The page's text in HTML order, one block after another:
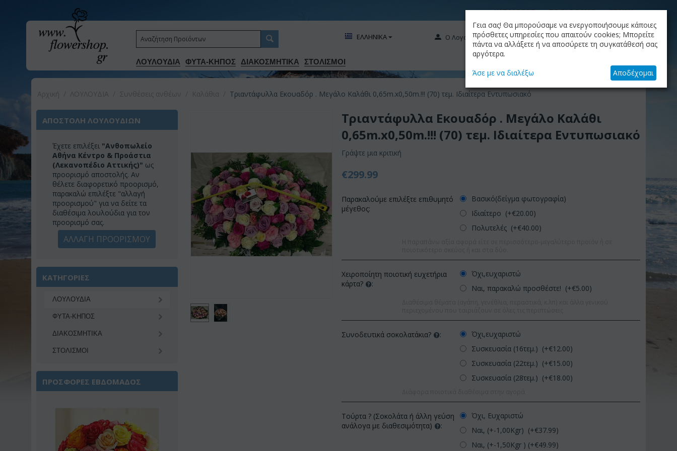
ΚΑΤΑΛΟΓΟΣ ΤΟ BLOG ΜΑΣ ΕΤΑΙΡΙΑ
ΛΟΥΛΟΥΔΙΑ ΦΥΤΑ-ΚΗΠΟΣ ΔΙΑΚΟΣΜΗΤΙΚA ΣΤΟΛΙΣΜΟΙ
Ο Λογαριασμός μου
ΕΛΛΗΝΙΚΑ
+30.210.9319884
ΚΑΛΆΘΙ
Το καλάθι είναι άδειο
Τριαντάφυλλα Εκουαδόρ . Μεγάλο Καλάθι 0,65m.x0,50m.!!! (70) τεμ. Ιδιαίτερα Εντυπωσιακό
ΑΠΟΣΤΟΛΗ ΛΟΥΛΟΥΔΙΩΝ
Έχετε επιλέξει "Ανθοπωλείο
Αθήνα Κέντρο & Προάστια
(Λεκανοπέδιο Αττικής)" ως
προορισμό αποστολής. Αν
θέλετε διαφορετικό προορισμό,
παρακαλώ επιλέξτε "αλλαγή
προορισμού" για να δείτε τα
διαθέσιμα λουλούδια για τον
προορισμό σας.
ΑΛΛΑΓΗ ΠΡΟΟΡΙΣΜΟΥ
ΚΑΤΗΓΟΡΙΕΣ
ΛΟΥΛΟΥΔΙΑ
ΦΥΤΑ-ΚΗΠΟΣ
ΔΙΑΚΟΣΜΗΤΙΚA
ΣΤΟΛΙΣΜΟΙ
ΠΡΟΣΦΟΡΕΣ ΕΒΔΟΜΑΔΟΣ
Έκπτωση 11%
Τριαντάφυλλα Εκουαδόρ . Μεγάλο Καλάθι
0,65m.x0,50m.!!! (70) τεμ. Ιδιαίτερα Εντυπωσιακό
Γράψτε μια κριτική
€299.99
Παρακαλούμε επιλέξτε επιθυμητό
μέγεθος:
Βασικό(δείγμα φωτογραφία)
Ιδιαίτερο (+€20.00)
Πολυτελές (+€40.00)
Χειροποίητη ποιοτική ευχετήρια
κάρτα?
:
Όχι,ευχαριστώ
Ναι, παρακαλώ προσθέστε! (+€5.00)
Συνοδευτικά σοκολατάκια? :
Όχι,ευχαριστώ
Συσκευασία (16τεμ.) (+€12.00)
Συσκευασία (22τεμ.) (+€15.00)
Συσκευασία (28τεμ.) (+€18.00)
Τούρτα ? (Σοκολάτα ή άλλη γεύση
ανάλογα με διαθεσιμότητα)
:
Όχι, Ευχαριστώ
Ναι, (+-1,00Kgr) (+€37.99)
Ναι, (+-1,50Kgr ) (+€49.99)
Γεια σας! Θα μπορούσαμε να ενεργοποιήσουμε κάποιες
πρόσθετες υπηρεσίες που απαιτούν cookies; Μπορείτε
πάντα να αλλάξετε ή να αποσύρετε τη συγκατάθεσή σας
αργότερα.
Άσε με να διαλέξω Αποδέχομαι